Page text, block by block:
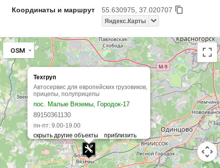
Координаты и маршрут 55.630975, 37.020707
Яндекс.Карты
Техгруп
Автосервис для европейских грузовиков,
прицепы, полуприцепы
пос. Малые Вяземы, Городок-17
89150361130
пн-пт: 9.00-19.00
OSM